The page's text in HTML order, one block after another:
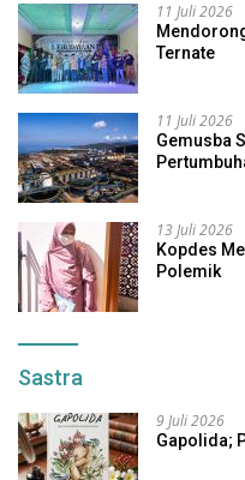
11 Juli 2026
Ternate
11 Juli 2026
Gemusba
13 Juli 2026
Kopdes
Polemik
Sastra
9 Juli 2026
Gapolida;